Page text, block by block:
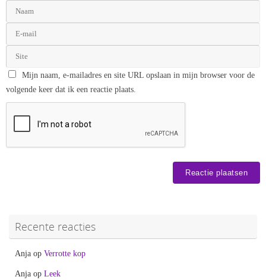
Mijn naam, e-mailadres en site URL opslaan in mijn browser voor de
volgende keer dat ik een reactie plaats.
Recente reacties
Anja op Verrotte kop
Anja op Leek